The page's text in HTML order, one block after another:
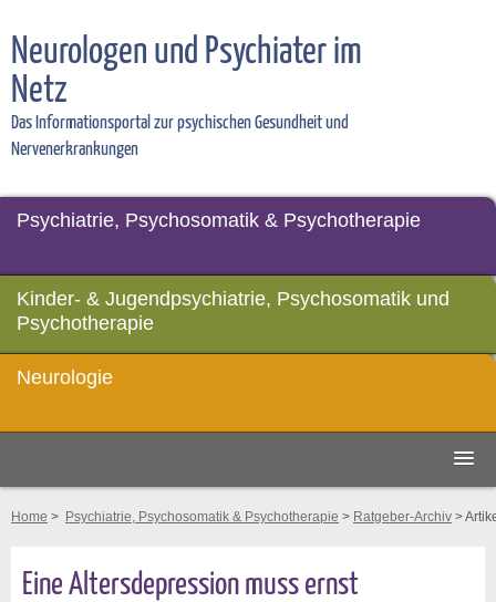
Neurologen und Psychiater im
Netz
Das Informationsportal zur psychischen Gesundheit und
Nervenerkrankungen
Psychiatrie, Psychosomatik & Psychotherapie
Kinder- & Jugendpsychiatrie, Psychosomatik und
Psychotherapie
Neurologie
Home > Psychiatrie, Psychosomatik & Psychotherapie > Ratgeber-Archiv >
Eine Altersdepression muss ernst